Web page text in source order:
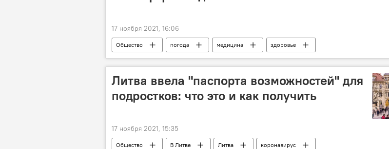
17 ноября 2021, 16:06
Общество погода медицина здоровье
Литва ввела "паспорта возможностей" для
подростков: что это и как получить
17 ноября 2021, 15:35
Общество В Литве Литва
коронавирус